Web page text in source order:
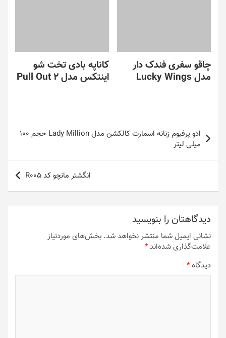
چاقو سفری فندک دار
مدل Lucky Wings
کاناپه بادی تخت شو
اینتکس مدل Pull Out 2
راهبری
نوشته
ادو پرفیوم زنانه اسمارت کالکشن مدل Lady Million حجم 100
میلی لیتر
انگشتر مانچو کد R005
دیدگاهتان را بنویسید
نشانی ایمیل شما منتشر نخواهد شد. بخش‌های موردنیاز
علامت‌گذاری شده‌اند*
دیدگاه*